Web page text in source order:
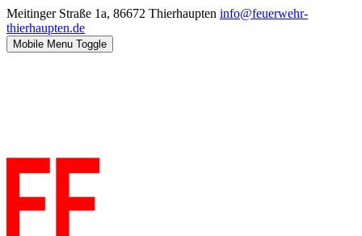
Meitinger Straße 1a, 86672 Thierhaupten info@feuerwehr-
thierhaupten.de
Mobile Menu Toggle